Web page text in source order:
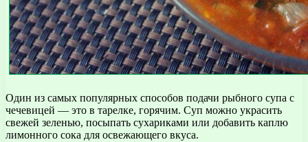
Один из самых популярных способов подачи рыбного супа с
чечевицей — это в тарелке, горячим. Суп можно украсить
свежей зеленью, посыпать сухариками или добавить каплю
лимонного сока для освежающего вкуса.